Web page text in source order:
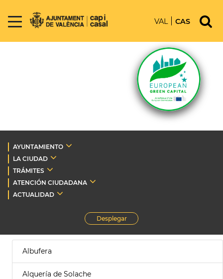
VAL CAS
AYUNTAMIENTO
LA CIUDAD
TRÁMITES
ATENCIÓN CIUDADANA
ACTUALIDAD
Desplegar
Albufera
Alquería de Solache